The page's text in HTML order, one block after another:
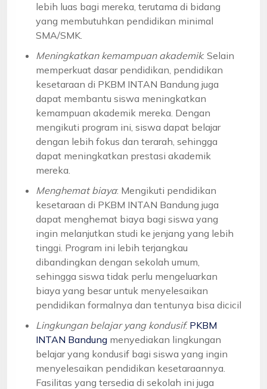
lebih luas bagi mereka, terutama di bidang
yang membutuhkan pendidikan minimal
SMA/SMK.
Meningkatkan kemampuan akademik: Selain
memperkuat dasar pendidikan, pendidikan
kesetaraan di PKBM INTAN Bandung juga
dapat membantu siswa meningkatkan
kemampuan akademik mereka. Dengan
mengikuti program ini, siswa dapat belajar
dengan lebih fokus dan terarah, sehingga
dapat meningkatkan prestasi akademik
mereka.
Menghemat biaya: Mengikuti pendidikan
kesetaraan di PKBM INTAN Bandung juga
dapat menghemat biaya bagi siswa yang
ingin melanjutkan studi ke jenjang yang lebih
tinggi. Program ini lebih terjangkau
dibandingkan dengan sekolah umum,
sehingga siswa tidak perlu mengeluarkan
biaya yang besar untuk menyelesaikan
pendidikan formalnya dan tentunya bisa dicicil
Lingkungan belajar yang kondusif: PKBM
INTAN Bandung menyediakan lingkungan
belajar yang kondusif bagi siswa yang ingin
menyelesaikan pendidikan kesetaraannya.
Fasilitas yang tersedia di sekolah ini juga